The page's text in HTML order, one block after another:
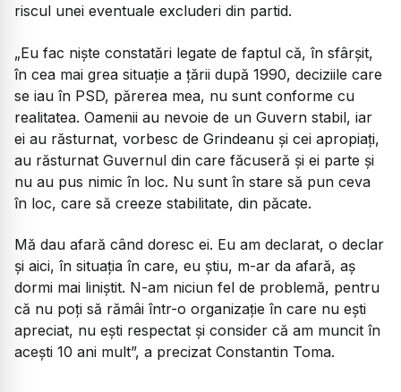
riscul unei eventuale excluderi din partid.
„Eu fac niște constatări legate de faptul că, în sfârșit,
în cea mai grea situație a țării după 1990, deciziile care
se iau în PSD, părerea mea, nu sunt conforme cu
realitatea. Oamenii au nevoie de un Guvern stabil, iar
ei au răsturnat, vorbesc de Grindeanu și cei apropiați,
au răsturnat Guvernul din care făcuseră și ei parte și
nu au pus nimic în loc. Nu sunt în stare să pun ceva
în loc, care să creeze stabilitate, din păcate.
Mă dau afară când doresc ei. Eu am declarat, o declar
și aici, în situația în care, eu știu, m-ar da afară, aș
dormi mai liniștit. N-am niciun fel de problemă, pentru
că nu poți să rămâi într-o organizație în care nu ești
apreciat, nu ești respectat și consider că am muncit în
acești 10 ani mult”, a precizat Constantin Toma.